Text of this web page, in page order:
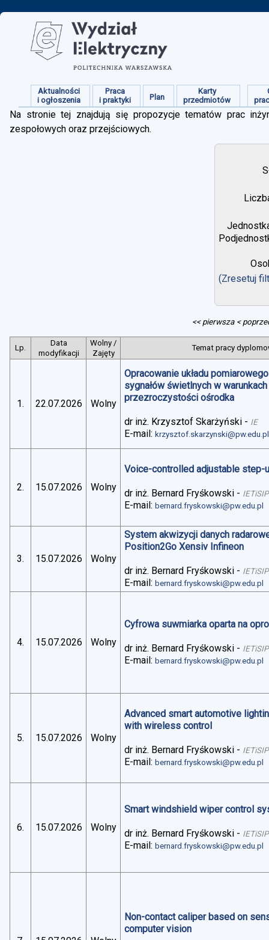
Aktualności
i ogłoszenia
Praca
i praktyki
Plan
Karty
przedmiotów
Na stronie tej znajdują się propozycje tematów prac
zespołowych oraz przejściowych.
(Zresetuj
<< pierwsza <
Lp.
Data
modyfikacji
Wolny /
Zajęty
Temat pracy
1. 22.07.2026 Wolny
Opracowanie układu
sygnałów świetlnych w
przezroczystości ośrodka
dr inż. Krzysztof Skarżyński - IE
E-mail:krzysztof.skarzynski@pw.edu.pl
2. 15.07.2026 Wolny
Voice-controlled adjustable step-
dr inż. Bernard Fryśkowski - IETiSIP
E-mail:bernard.fryskowski@pw.edu.pl
3. 15.07.2026 Wolny
System akwizycji danych
Position2Go Xensiv Infineon
dr inż. Bernard Fryśkowski - IETiSIP
E-mail:bernard.fryskowski@pw.edu.pl
4. 15.07.2026 Wolny
Cyfrowa suwmiarka oparta na
dr inż. Bernard Fryśkowski - IETiSIP
E-mail:bernard.fryskowski@pw.edu.pl
5. 15.07.2026 Wolny
Advanced smart automotive
with wireless control
dr inż. Bernard Fryśkowski - IETiSIP
E-mail:bernard.fryskowski@pw.edu.pl
6. 15.07.2026 Wolny
Smart windshield wiper control
dr inż. Bernard Fryśkowski - IETiSIP
E-mail:bernard.fryskowski@pw.edu.pl
Non-contact caliper based on
computer vision